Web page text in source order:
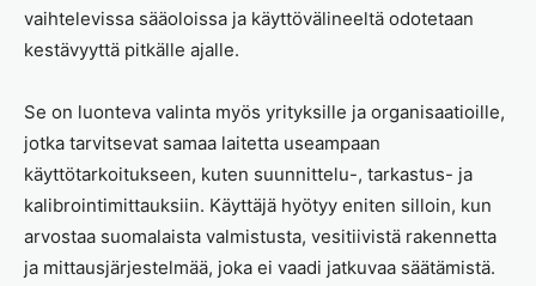
vaihtelevissa sääoloissa ja käyttövälineeltä odotetaan
kestävyyttä pitkälle ajalle.
Se on luonteva valinta myös yrityksille ja organisaatioille,
jotka tarvitsevat samaa laitetta useampaan
käyttötarkoitukseen, kuten suunnittelu-, tarkastus- ja
kalibrointimittauksiin. Käyttäjä hyötyy eniten silloin, kun
arvostaa suomalaista valmistusta, vesitiivistä rakennetta
ja mittausjärjestelmää, joka ei vaadi jatkuvaa säätämistä.